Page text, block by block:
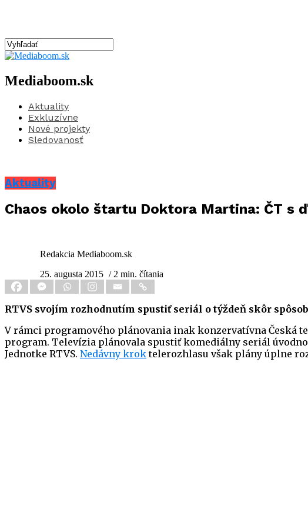
Mediaboom.sk
Aktuality
Exkluzívne
Nové projekty
Sledovanosť
Aktuality
Chaos okolo štartu Doktora Martina: ČT s
Redakcia Mediaboom.sk
25. augusta 2015 / 2 min. čítania
RTVS svojím rozhodnutím spustiť seriál o týždeň skôr
V rámci programového plánovania inak konzervatívna Česká
program. Televízia plánovala spustiť komediálny seriál
Jednotke RTVS. Nedávny kroktelerozhlasu však plány úplne